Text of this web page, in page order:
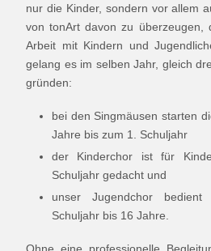
nur die Kinder, sondern vor allem
von tonArt davon zu überzeugen,
Arbeit mit Kindern und
gelang es im selben Jahr, gleich
gründen:
bei den Singmäusen starten
Jahre bis zum 1. Schuljahr
der Kinderchor ist für
Schuljahr gedacht und
unser Jugendchor
Schuljahr bis 16 Jahre.
Ohne eine professionelle